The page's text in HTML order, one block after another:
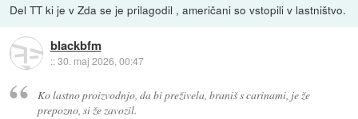
Del TT ki je v Zda se je prilagodil , američani so vstopili v lastništvo.
blackbfm
::30. maj 2026, 00:47
Ko lastno proizvodnjo, da bi preživela, braniš s carinami, je že
prepozno, si že zavozil.